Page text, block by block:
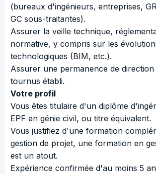
(bureaux d'ingénieurs, entreprises,
GC sous-traitantes).
Assurer la veille technique,
normative, y compris sur les
technologiques (BIM, etc.).
Assurer une permanence de
tournus établi.
Votre profil
Vous êtes titulaire d'un diplôme
EPF en génie civil, ou titre équivalent.
Vous justifiez d'une formation
gestion de projet, une formation en
est un atout.
Expérience confirmée d'au moins 5